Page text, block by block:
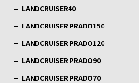
LANDCRUISER40
LANDCRUISER PRADO150
LANDCRUISER PRADO120
LANDCRUISER PRADO90
LANDCRUISER PRADO70